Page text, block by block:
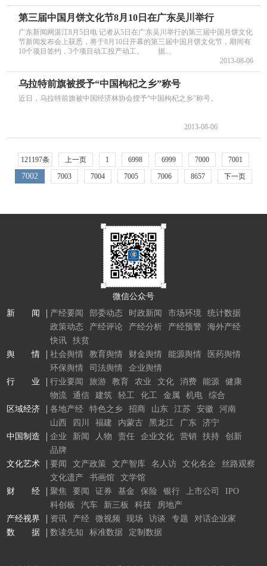
第三届中国月饼文化节8月10日在广东吴川举行
广东新闻网湛江8月5日电 记者从5日在广东吴川举行的第三届中国月饼文化
节新闻发布会上获悉，将于8月10日开幕的第三届中国月饼文化节，期间有
10个项目签约，3个项目动工投产动工。 据...
2013-08-06
乌拉特前旗被授予“中国枸杞之乡”称号
近日，乌拉特前旗被中国经济林协会授予“中国枸杞之乡”称号。
2013-08-06
121197条 上一页 1 6998 6999 7000 7001
7002 7003 7004 7005 7006 8657 下一页
微信公众号
新 闻
产经要闻 部委动态 时政新闻 市场环境
统计数据
政策动态
产经评论 产经分析 产经预警
海外产经
快讯
扶贫
舆 情
社会舆情 教育舆情 财金舆情 能源舆情
医药舆情
环保舆情
司法舆情
企业舆情
行 业
行业要闻 旅游 教育 农业 文化 消费 能源
健康
物流
通信 建筑 轻工 化工 金属 机电
综合
区域经济
各地产经 特色之乡 招商 山东 江苏 安徽
河南
山西
四川 福建 内蒙古 黑龙江 广东
济宁
中国制造
企业 新闻 人物 责任 企业文化 营销 扶持
创新
品牌
文化艺术
要闻 文产政策 文产智库 名人访 文化名企
丝路观察
文化遗产
书画馆
文学馆
财 经
聚焦 要闻 证券 基金 保险 银行 上市公司
IPO
科创板
汽车 新三板 科技
房地产
产经视界
资讯 产经 微视频 现场 访谈 专题
对话企业家
数 据
数读先知 标准数据 定制数据